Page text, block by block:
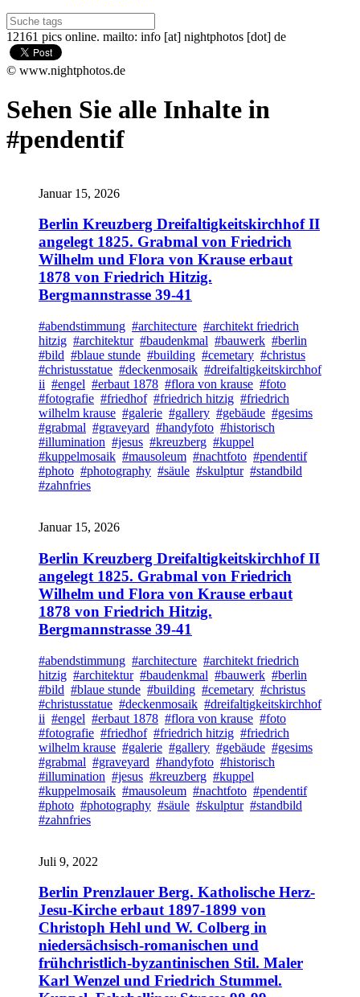
12161 pics online. mailto: info [at] nightphotos [dot] de
© www.nightphotos.de
Sehen Sie alle Inhalte in
#pendentif
Januar 15, 2026
Berlin Kreuzberg Dreifaltigkeitskirchhof II
angelegt 1825. Grabmal von Friedrich
Wilhelm und Flora von Krause erbaut
1878 von Friedrich Hitzig.
Bergmannstrasse 39-41
#abendstimmung #architecture #architekt friedrich
hitzig #architektur #baudenkmal #bauwerk #berlin
#bild #blaue stunde #building #cemetary #christus
#christusstatue #deckenmosaik #dreifaltigkeitskirchhof
ii #engel #erbaut 1878 #flora von krause #foto
#fotografie #friedhof #friedrich hitzig #friedrich
wilhelm krause #galerie #gallery #gebäude #gesims
#grabmal #graveyard #handyfoto #historisch
#illumination #jesus #kreuzberg #kuppel
#kuppelmosaik #mausoleum #nachtfoto #pendentif
#photo #photography #säule #skulptur #standbild
#zahnfries
Januar 15, 2026
Berlin Kreuzberg Dreifaltigkeitskirchhof II
angelegt 1825. Grabmal von Friedrich
Wilhelm und Flora von Krause erbaut
1878 von Friedrich Hitzig.
Bergmannstrasse 39-41
#abendstimmung #architecture #architekt friedrich
hitzig #architektur #baudenkmal #bauwerk #berlin
#bild #blaue stunde #building #cemetary #christus
#christusstatue #deckenmosaik #dreifaltigkeitskirchhof
ii #engel #erbaut 1878 #flora von krause #foto
#fotografie #friedhof #friedrich hitzig #friedrich
wilhelm krause #galerie #gallery #gebäude #gesims
#grabmal #graveyard #handyfoto #historisch
#illumination #jesus #kreuzberg #kuppel
#kuppelmosaik #mausoleum #nachtfoto #pendentif
#photo #photography #säule #skulptur #standbild
#zahnfries
Juli 9, 2022
Berlin Prenzlauer Berg. Katholische Herz-
Jesu-Kirche erbaut 1897-1899 von
Christoph Hehl und W. Colberg in
niedersächsisch-romanischen und
frühchristlich-byzantinischen Stil. Maler
Karl Wenzel und Friedrich Stummel.